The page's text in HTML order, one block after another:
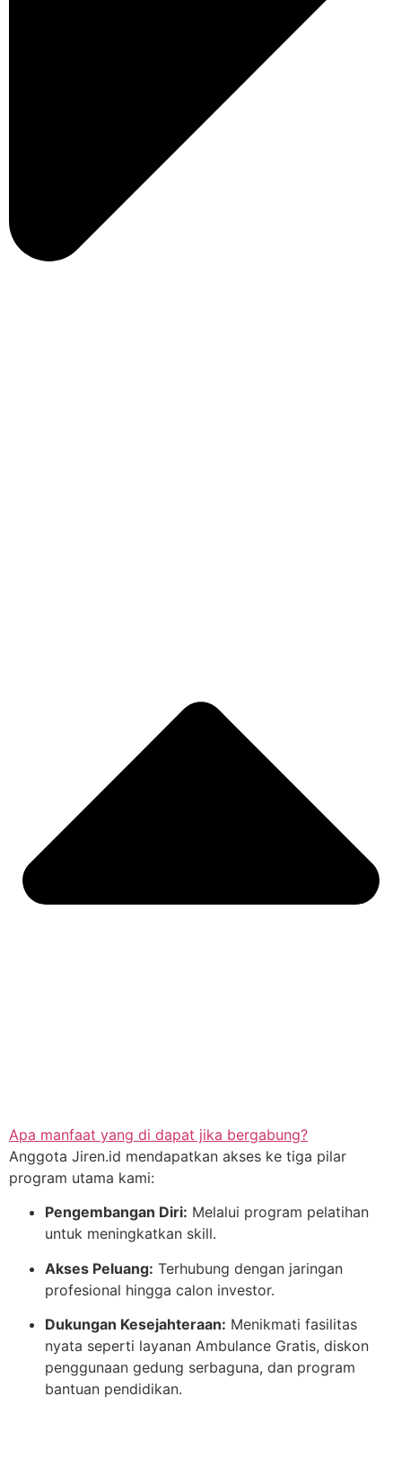
Apa manfaat yang di dapat jika bergabung?
Anggota Jiren.id mendapatkan akses ke tiga pilar
program utama kami:
Pengembangan Diri: Melalui program pelatihan
untuk meningkatkan skill.
Akses Peluang: Terhubung dengan jaringan
profesional hingga calon investor.
Dukungan Kesejahteraan: Menikmati fasilitas
nyata seperti layanan Ambulance Gratis, diskon
penggunaan gedung serbaguna, dan program
bantuan pendidikan.